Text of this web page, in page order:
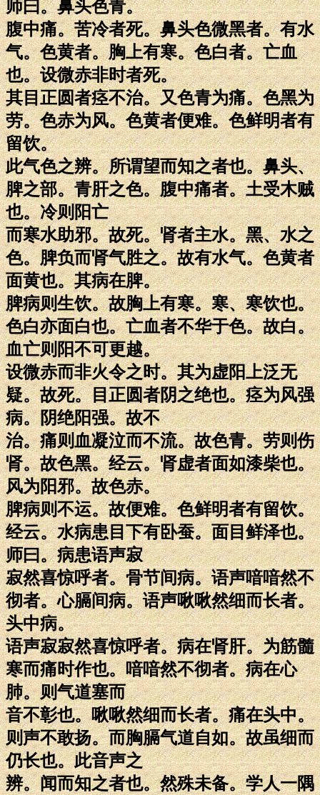
师曰。鼻头色青。
腹中痛。苦冷者死。鼻头色微黑者。有水
气。色黄者。胸上有寒。色白者。亡血
也。设微赤非时者死。
其目正圆者痉不治。又色青为痛。色黑为
劳。色赤为风。色黄者便难。色鲜明者有
留饮。
此气色之辨。所谓望而知之者也。鼻头、
脾之部。青肝之色。腹中痛者。土受木贼
也。冷则阳亡
而寒水助邪。故死。肾者主水。黑、水之
色。脾负而肾气胜之。故有水气。色黄者
面黄也。其病在脾。
脾病则生饮。故胸上有寒。寒、寒饮也。
色白亦面白也。亡血者不华于色。故白。
血亡则阳不可更越。
设微赤而非火令之时。其为虚阳上泛无
疑。故死。目正圆者阴之绝也。痉为风强
病。阴绝阳强。故不
治。痛则血凝泣而不流。故色青。劳则伤
肾。故色黑。经云。肾虚者面如漆柴也。
风为阳邪。故色赤。
脾病则不运。故便难。色鲜明者有留饮。
经云。水病患目下有卧蚕。面目鲜泽也。
师曰。病患语声寂
寂然喜惊呼者。骨节间病。语声喑喑然不
彻者。心膈间病。语声啾啾然细而长者。
头中病。
语声寂寂然喜惊呼者。病在肾肝。为筋髓
寒而痛时作也。喑喑然不彻者。病在心
肺。则气道塞而
音不彰也。啾啾然细而长者。痛在头中。
则声不敢扬。而胸膈气道自如。故虽细而
仍长也。此音声之
辨。闻而知之者也。然殊未备。学人一隅